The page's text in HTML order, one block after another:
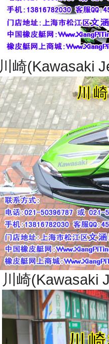
川崎(Kawasaki
川崎(Kawasaki